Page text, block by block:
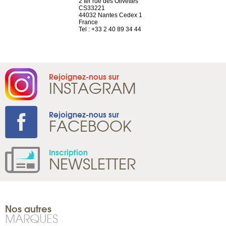
CS33221
44032 Nantes Cedex 1
France
Tel : +33 2 40 89 34 44
Rejoignez-nous sur
INSTAGRAM
Rejoignez-nous sur
FACEBOOK
Inscription
NEWSLETTER
Nos autres
MARQUES